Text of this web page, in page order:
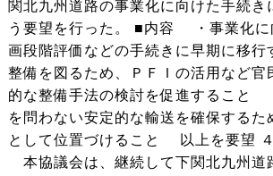
関北九州道路の事業化に向けた手続き
う要望を行った。 ■内容 ・事業化に
画段階評価などの手続きに早期に移
整備を図るため、ＰＦＩの活用など官
的な整備手法の検討を促進すること
を問わない安定的な輸送を確保するた
として位置づけること 以上を要望
本協議会は、継続して下関北九州道